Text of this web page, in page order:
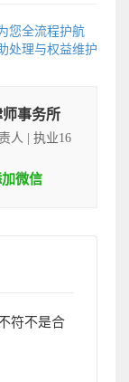
您全流程护航
处理与权益维护
事务所
人 | 执业16
微信
符不是合